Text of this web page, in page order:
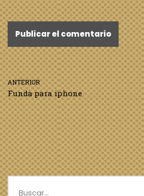
ANTERIOR
Funda para iphone